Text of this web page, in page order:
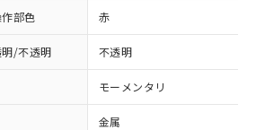
部色 赤
/不透明 不透明
モーメンタリ
金属